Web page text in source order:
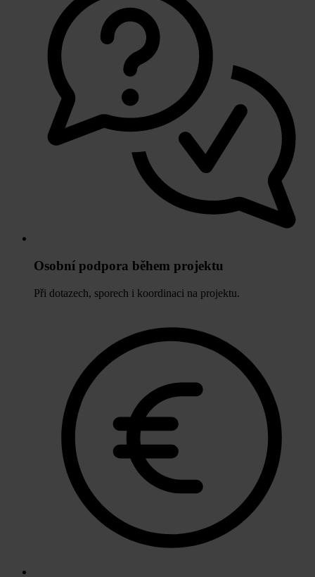
Osobní podpora během projektu
Při dotazech, sporech i koordinaci na projektu.